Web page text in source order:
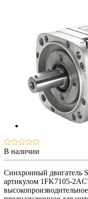
В наличии
Синхронный двигатель
артикулом 1FK7105-